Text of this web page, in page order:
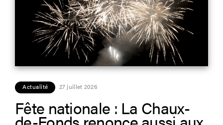
Actualité 27 juillet 2026
Fête nationale : La Chaux-